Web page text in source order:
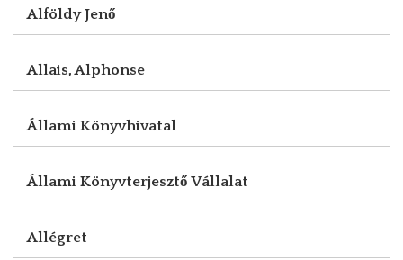
Alföldy Jenő
Allais, Alphonse
Állami Könyvhivatal
Állami Könyvterjesztő Vállalat
Allégret